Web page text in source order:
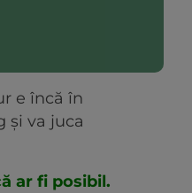
e încă în
și va juca
ar fi posibil.